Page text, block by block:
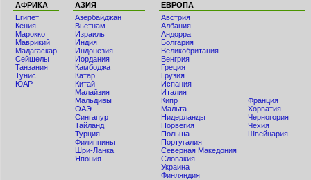
АФРИКА
Египет
Кения
Мaрокко
Маврикий
Мадагаскар
Сейшелы
Танзания
Тунис
ЮАР
АЗИЯ
Азербайджан
Вьетнам
Израиль
Индия
Индонезия
Иордания
Камбоджа
Катар
Китай
Малайзия
Мальдивы
ОАЭ
Сингапур
Тайланд
Турция
Филиппины
Шри-Ланка
Япония
ЕВРОПА
Австрия
Албания
Андорра
Болгария
Великобритания
Венгрия
Греция
Грузия
Испания
Италия
Кипр
Мальта
Нидерланды
Норвегия
Польша
Португалия
Северная Македония
Словакия
Украина
Финляндия
Франция
Хорватия
Черногория
Чехия
Швейцария